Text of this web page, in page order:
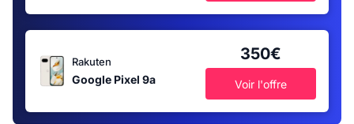
Rakuten
Google Pixel 9a
350€
Voir l'offre